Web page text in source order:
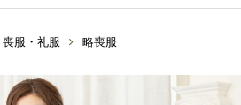
喪服・礼服 略喪服